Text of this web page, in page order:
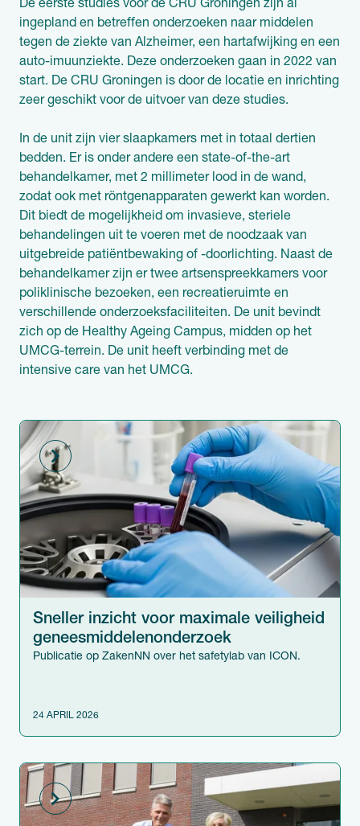
De eerste studies voor de CRU Groningen zijn al
ingepland en betreffen onderzoeken naar middelen
tegen de ziekte van Alzheimer, een hartafwijking en een
auto-imuunziekte. Deze onderzoeken gaan in 2022 van
start. De CRU Groningen is door de locatie en inrichting
zeer geschikt voor de uitvoer van deze studies.
In de unit zijn vier slaapkamers met in totaal dertien
bedden. Er is onder andere een state-of-the-art
behandelkamer, met 2 millimeter lood in de wand,
zodat ook met röntgenapparaten gewerkt kan worden.
Dit biedt de mogelijkheid om invasieve, steriele
behandelingen uit te voeren met de noodzaak van
uitgebreide patiëntbewaking of -doorlichting. Naast de
behandelkamer zijn er twee artsenspreekkamers voor
poliklinische bezoeken, een recreatieruimte en
verschillende onderzoeksfaciliteiten. De unit bevindt
zich op de Healthy Ageing Campus, midden op het
UMCG-terrein. De unit heeft verbinding met de
intensive care van het UMCG.
24 APRIL 2026
Sneller inzicht voor maximale veiligheid
geneesmiddelen­onderzoek
Publicatie op ZakenNN over het safetylab van ICON.